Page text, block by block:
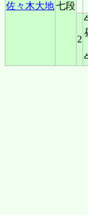
佐々木大地七段
2